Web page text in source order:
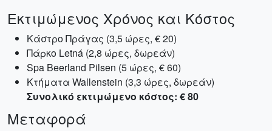
Εκτιμώμενος Χρόνος και Κόστος
Kάστρο Πράγας (3,5 ώρες, € 20)
Πάρκο Letná (2,8 ώρες, δωρεάν)
Spa Beerland Pilsen (5 ώρες, € 60)
Κτήματα Wallenstein (3,3 ώρες, δωρεάν)
Συνολικό εκτιμώμενο κόστος: € 80
Μεταφορά